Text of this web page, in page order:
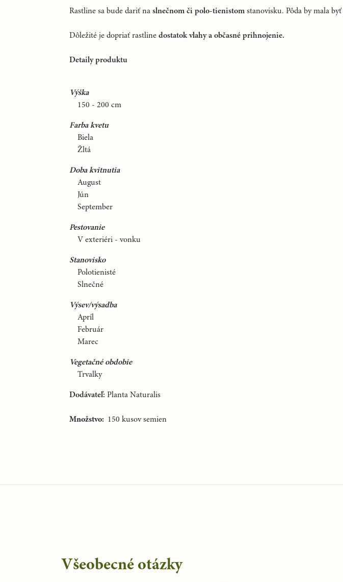
Rastline sa bude dariť na slnečnom či polo-tienistom stanovisku. Pôda by mala byť
Dôležité je dopriať rastline dostatok vlahy a občasné prihnojenie.
Detaily produktu
Výška
150 - 200 cm
Farba kvetu
Biela
Žltá
Doba kvitnutia
August
Jún
September
Pestovanie
V exteriéri - vonku
Stanovisko
Polotienisté
Slnečné
Výsev/výsadba
Apríl
Február
Marec
Vegetačné obdobie
Trvalky
Dodávateľ: Planta Naturalis
Množstvo: 150 kusov semien
Všeobecné otázky